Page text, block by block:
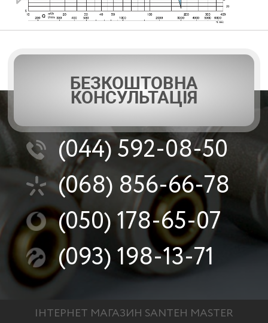
БЕЗКОШТОВНА
КОНСУЛЬТАЦІЯ
(044)592-08-50
(068) 856-66-78
(050)178-65-07
(093)198-13-71
ІНТЕРНЕТ МАГАЗИН SANTEH MASTER